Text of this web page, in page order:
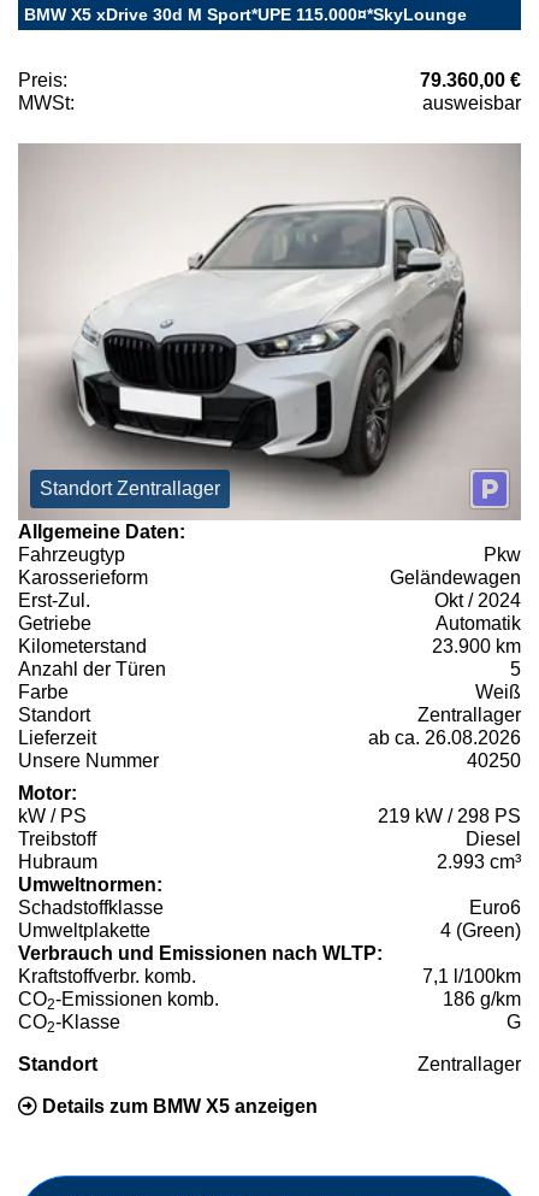
BMW X5 xDrive 30d M Sport*UPE 115.000¤*SkyLounge
Preis:
79.360,00 €
MWSt:
ausweisbar
Standort Zentrallager
Allgemeine Daten:
Fahrzeugtyp
Pkw
Karosserieform
Geländewagen
Erst-Zul.
Okt / 2024
Getriebe
Automatik
Kilometerstand
23.900 km
Anzahl der Türen
5
Farbe
Weiß
Standort
Zentrallager
Lieferzeit
ab ca. 26.08.2026
Unsere Nummer
40250
Motor:
kW / PS
219 kW / 298 PS
Treibstoff
Diesel
Hubraum
2.993 cm³
Umweltnormen:
Schadstoffklasse
Euro6
Umweltplakette
4 (Green)
Verbrauch und Emissionen nach WLTP:
Kraftstoffverbr. komb.
7,1 l/100km
CO2-Emissionen komb.
186 g/km
CO2-Klasse G
Standort Zentrallager
Details zum BMW X5 anzeigen